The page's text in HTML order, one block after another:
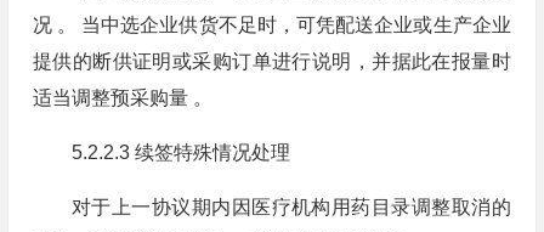
况 。 当中选企业供货不足时，可凭配送企业或生产企业
提供的断供证明或采购订单进行说明，并据此在报量时
适当调整预采购量 。
5.2.2.3 续签特殊情况处理
对于上一协议期内因医疗机构用药目录调整取消的